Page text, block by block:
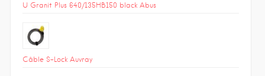
U Granit Plus 640/135HB150 black Abus
Câble S-Lock Auvray